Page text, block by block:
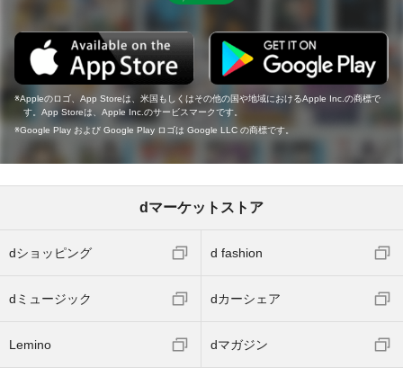
Appleのロゴ、App Storeは、米国もしくはその他の国や地域におけるApple Inc.の商標で
す。App Storeは、Apple Inc.のサービスマークです。
Google Play および Google Play ロゴは Google LLC の商標です。
dマーケットストア
dショッピング d fashion
dミュージック dカーシェア
Lemino dマガジン